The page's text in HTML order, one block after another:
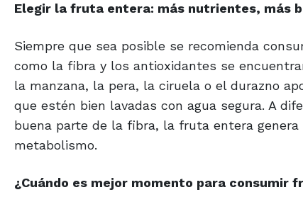
Elegir la fruta entera: más nutrientes, más
Siempre que sea posible se recomienda
como la fibra y los antioxidantes se
la manzana, la pera, la ciruela o el durazno
que estén bien lavadas con agua segura. A
buena parte de la fibra, la fruta entera
metabolismo.
¿Cuándo es mejor momento para consumir